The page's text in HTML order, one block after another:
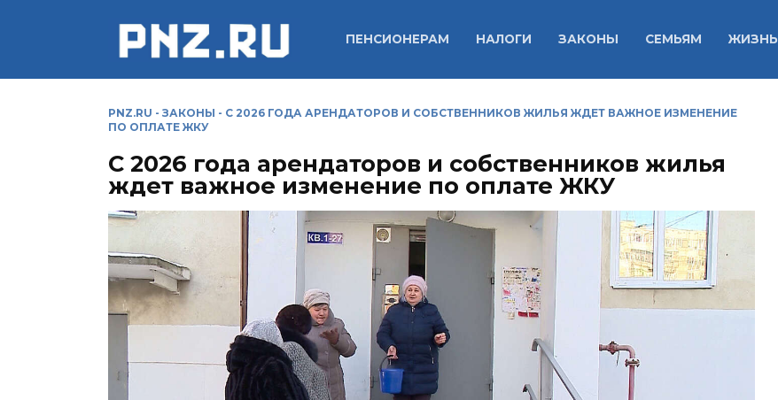
ПЕНСИОНЕРАМ НАЛОГИ ЗАКОНЫ СЕМЬЯМ ЖИЗНЬ
PNZ.RU - ЗАКОНЫ - С 2026 ГОДА АРЕНДАТОРОВ И СОБСТВЕННИКОВ ЖИЛЬЯ ЖДЕТ ВАЖНОЕ ИЗМЕНЕНИЕ
ПО ОПЛАТЕ ЖКУ
С 2026 года арендаторов и собственников жилья
ждет важное изменение по оплате ЖКУ